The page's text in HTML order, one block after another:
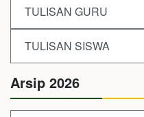
TULISAN GURU
TULISAN SISWA
Arsip 2026